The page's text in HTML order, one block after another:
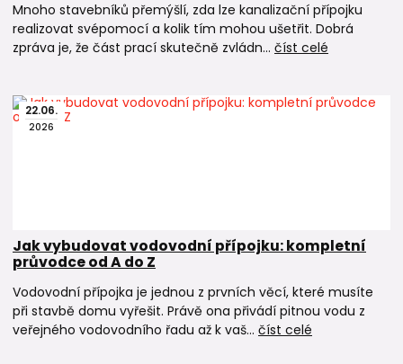
Mnoho stavebníků přemýšlí, zda lze kanalizační přípojku
realizovat svépomocí a kolik tím mohou ušetřit. Dobrá
zpráva je, že část prací skutečně zvládn... číst celé
22.06.
2026
Jak vybudovat vodovodní přípojku: kompletní
průvodce od A do Z
Vodovodní přípojka je jednou z prvních věcí, které musíte
při stavbě domu vyřešit. Právě ona přivádí pitnou vodu z
veřejného vodovodního řadu až k vaš... číst celé